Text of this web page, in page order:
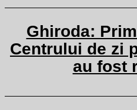
Ghiroda:
Centrului de zi
au fost